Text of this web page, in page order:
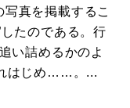
真を掲載するこ
たのである。行
い詰めるかのよ
はじめ……。...